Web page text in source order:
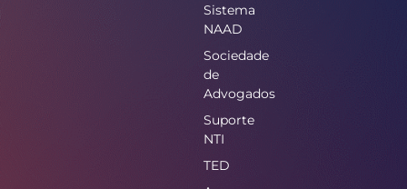
Sistema
NAAD
Sociedade
de
Advogados
Suporte
NTI
TED